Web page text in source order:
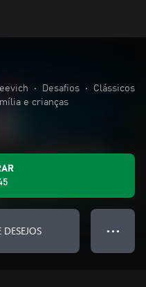
• Desafios •
Clássicos
e crianças
● ● ●